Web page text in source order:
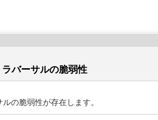
バーサルの脆弱性
の脆弱性が存在します。